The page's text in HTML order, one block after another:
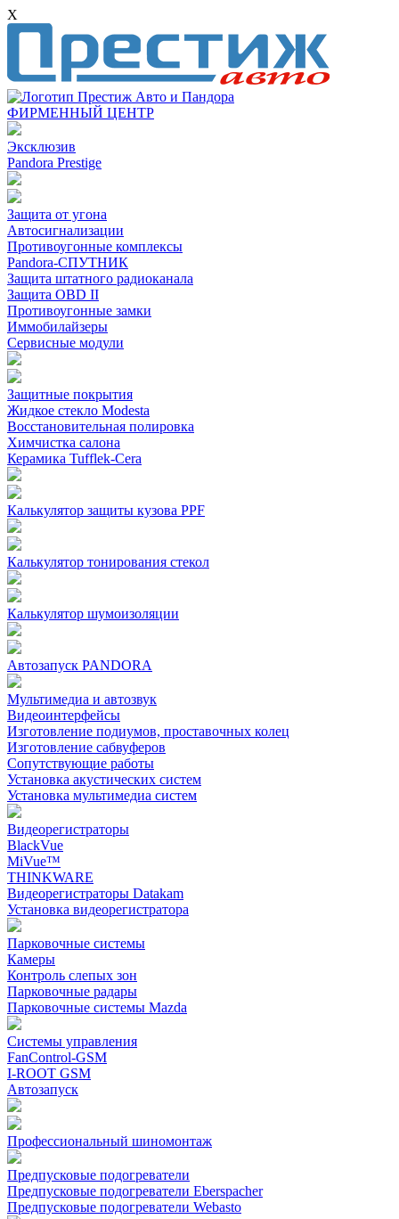
X
ФИРМЕННЫЙ ЦЕНТР
Эксклюзив
Pandora Prestige
Защита от угона
Автосигнализации
Противоугонные комплексы
Pandora-СПУТНИК
Защита штатного радиоканала
Защита OBD II
Противоугонные замки
Иммобилайзеры
Сервисные модули
Защитные покрытия
Жидкое стекло Modesta
Восстановительная полировка
Химчистка салона
Керамика Tufflek-Cera
Калькулятор защиты кузова PPF
Калькулятор тонирования стекол
Калькулятор шумоизоляции
Автозапуск PANDORA
Мультимедиа и автозвук
Видеоинтерфейсы
Изготовление подиумов, проставочных колец
Изготовление сабвуферов
Сопутствующие работы
Установка акустических систем
Установка мультимедиа систем
Видеорегистраторы
BlackVue
MiVue™
THINKWARE
Видеорегистраторы Datakam
Установка видеорегистратора
Парковочные системы
Камеры
Контроль слепых зон
Парковочные радары
Парковочные системы Mazda
Системы управления
FanControl-GSM
I-ROOT GSM
Автозапуск
Профессиональный шиномонтаж
Предпусковые подогреватели
Предпусковые подогреватели Eberspacher
Предпусковые подогреватели Webasto